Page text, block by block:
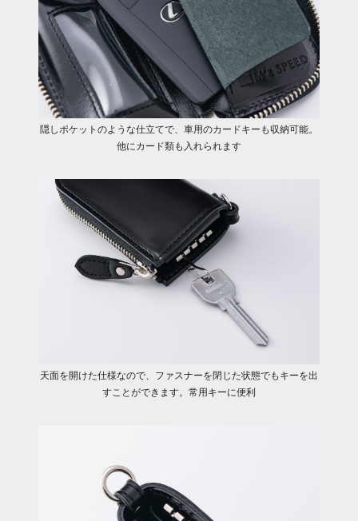
隠しポケットのような仕立てで、車用のカードキーも収納可能。
他にカード類も入れられます
天面を開けた仕様なので、ファスナーを閉じた状態でもキーを出
すことができます。常用キーに便利